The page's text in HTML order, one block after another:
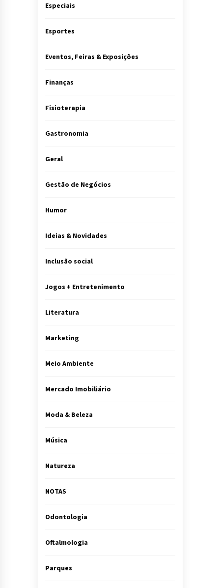
Especiais
Esportes
Eventos, Feiras & Exposições
Finanças
Fisioterapia
Gastronomia
Geral
Gestão de Negócios
Humor
Ideias & Novidades
Inclusão social
Jogos + Entretenimento
Literatura
Marketing
Meio Ambiente
Mercado Imobiliário
Moda & Beleza
Música
Natureza
NOTAS
Odontologia
Oftalmologia
Parques